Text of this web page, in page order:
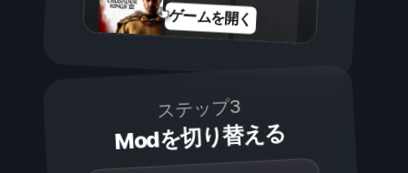
ゲームを開く
ステップ3
Modを切り替える